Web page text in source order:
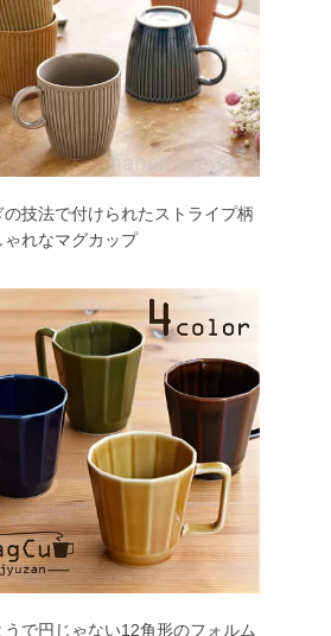
の技法で付けられたストライプ柄
ゃれなマグカップ
うで円じゃない12角形のフォルム